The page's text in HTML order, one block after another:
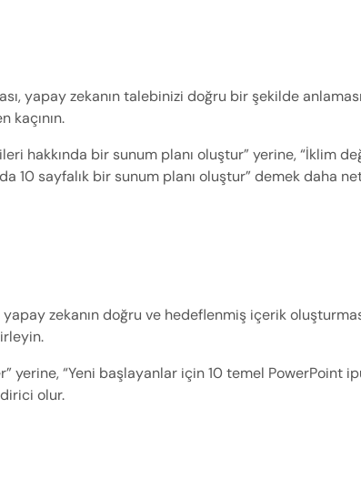
yapay zekanın talebinizi doğru bir şekilde
kaçının.
hakkında bir sunum planı oluştur” yerine, “İklim
10 sayfalık bir sunum planı oluştur” demek daha
zekanın doğru ve hedeflenmiş içerik
yerine, “Yeni başlayanlar için 10 temel PowerPoint
olur.